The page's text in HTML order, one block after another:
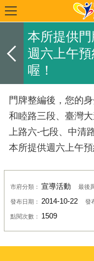
本所提供
週六上午
喔！
門牌整編後，您的
和睦路三段、臺灣
上路六-七段、中清
本所提供週六上午
市府分類： 宣導活動 最後
發布日期： 2014-10-22 發
點閱次數： 1509